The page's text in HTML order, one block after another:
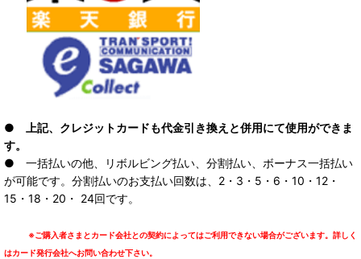
● 上記、クレジットカードも代金引き換えと併用にて使用ができま
す。
● 一括払いの他、リボルビング払い、分割払い、ボーナス一括払い
が可能です。分割払いのお支払い回数は、2・3・5・6・10・12・
15・18・20・ 24回です。
※ご購入者さまとカード会社との契約によってはご利用できない場合がございます。詳しく
はカード発行会社へお問い合わせ下さい。